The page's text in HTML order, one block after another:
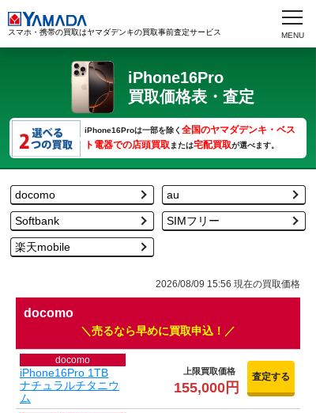
スマホ・携帯の買取はヤマダデンキの買取事前査定サービス
iPhone16Pro
買取価格表・査定
iPhone16Proは一部を除く 全国のヤマダデンキ・ベス
ト電器での店頭買取または宅配買取が選べます。
docomo au
Softbank SIMフリー
楽天mobile
2026/08/09 15:56 現在の買取価格
docomo
売るなら早めに買取申込！
docomo
iPhone16Pro 1TB
ナチュラルチタニウ
ム
上限買取価格
155,000円
査定する